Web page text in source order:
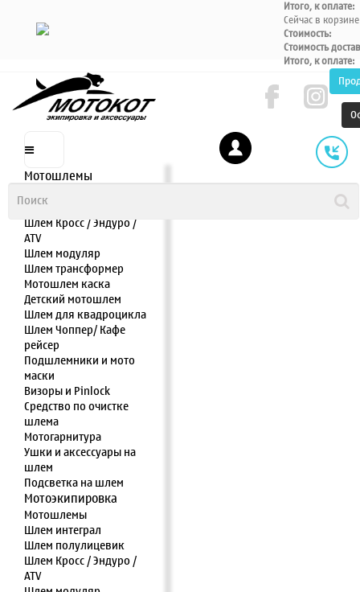
Итого, к оплате:
Сейчас в
Стоимость:
Стоимость
Итого, к оплате:
Мотошлемы
Шлем полулицевик
Шлем Кросс / Эндуро /
ATV
Шлем модуляр
Шлем трансформер
Мотошлем каска
Детский мотошлем
Шлем для квадроцикла
Шлем Чоппер/ Кафе
рейсер
Подшлемники и мото
маски
Визоры и Pinlock
Средство по очистке
шлема
Мотогарнитура
Ушки и аксессуары на
шлем
Подсветка на шлем
Мотоэкипировка
Мотошлемы
Шлем интеграл
Шлем полулицевик
Шлем Кросс / Эндуро /
ATV